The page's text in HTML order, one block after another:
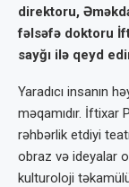
direktoru,
fəlsəfə doktoru
sayğı ilə qeyd
Yaradıcı insanın
məqamıdır. İftixar
rəhbərlik etdiyi
obraz və ideyalar
kulturoloji